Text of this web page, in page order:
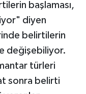
başlaması,
diyen
belirtilerin
değişebiliyor.
türleri
sonra belirti